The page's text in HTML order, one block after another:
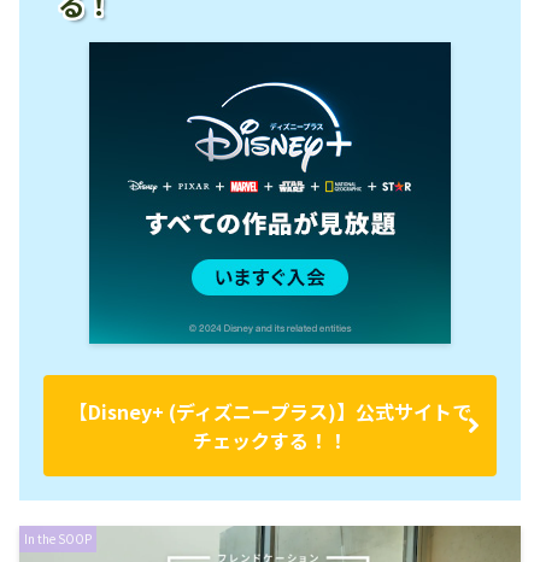
【Disney+ (ディズニープラス)】公式サイトで
チェックする！！
In the SOOP